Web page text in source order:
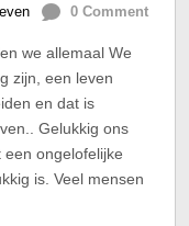
0 Comment
we allemaal We
zijn, een leven
en dat is
Gelukkig ons
een ongelofelijke
is. Veel mensen